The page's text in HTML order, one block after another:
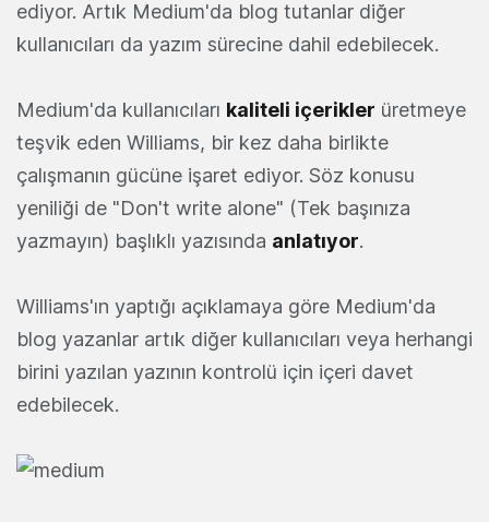
ediyor. Artık Medium'da blog tutanlar diğer
kullanıcıları da yazım sürecine dahil edebilecek.
Medium'da kullanıcıları kaliteli içerikler üretmeye
teşvik eden Williams, bir kez daha birlikte
çalışmanın gücüne işaret ediyor. Söz konusu
yeniliği de "Don't write alone" (Tek başınıza
yazmayın) başlıklı yazısında anlatıyor.
Williams'ın yaptığı açıklamaya göre Medium'da
blog yazanlar artık diğer kullanıcıları veya herhangi
birini yazılan yazının kontrolü için içeri davet
edebilecek.